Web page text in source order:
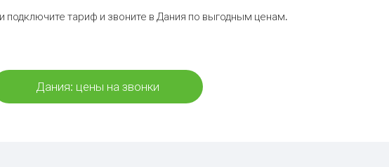
подключите тариф и звоните в Дания по выгодным ценам.
Дания: цены на звонки